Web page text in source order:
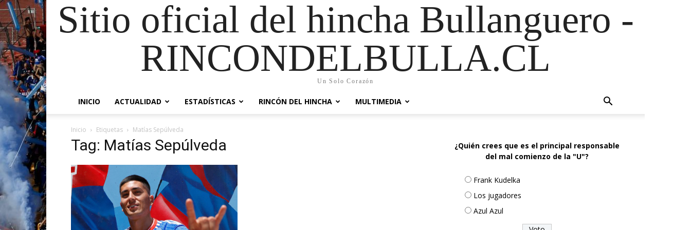
Sitio oficial del hincha Bullanguero -
RINCONDELBULLA.CL
Un Solo Corazón
INICIO ACTUALIDAD ESTADÍSTICAS RINCÓN DEL HINCHA MULTIMEDIA
Inicio Etiquetas Matías Sepúlveda
Tag: Matías Sepúlveda
¿Quién crees que es el principal responsable
del mal comienzo de la "U"?
Frank Kudelka
Los jugadores
Azul Azul